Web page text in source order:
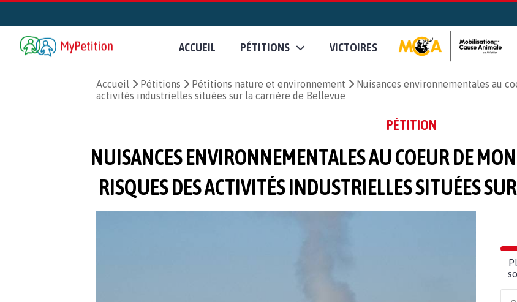
ACCUEIL PÉTITIONS VICTOIRES
Accueil Pétitions Pétitions nature et environnement
Nuisances environnementales au
activités industrielles situées sur la carrière de Bellevue
PÉTITION
NUISANCES ENVIRONNEMENTALES AU COEUR DE
RISQUES DES ACTIVITÉS INDUSTRIELLES SITUÉES